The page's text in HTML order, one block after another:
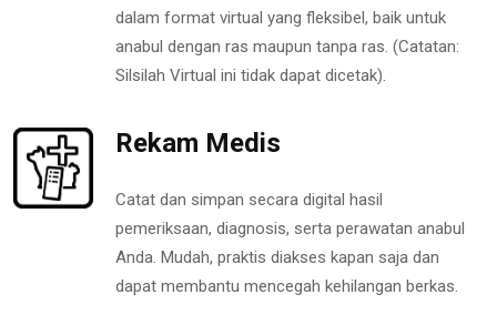
dalam format virtual yang fleksibel, baik untuk
anabul dengan ras maupun tanpa ras. (Catatan:
Silsilah Virtual ini tidak dapat dicetak).
Rekam Medis
Catat dan simpan secara digital hasil
pemeriksaan, diagnosis, serta perawatan anabul
Anda. Mudah, praktis diakses kapan saja dan
dapat membantu mencegah kehilangan berkas.